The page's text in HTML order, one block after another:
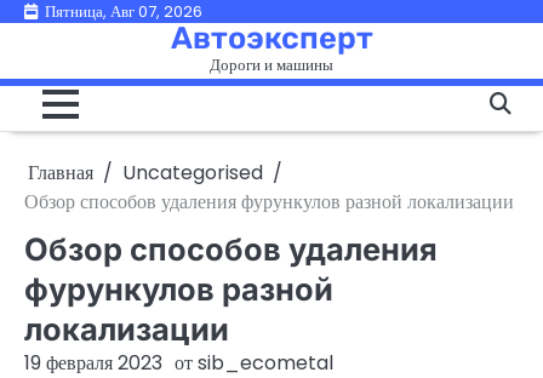
ПерейтиПятница, Авг 07, 2026
Автоэксперт
Дороги и машины
Главная
Uncategorised
Обзор способов удаления фурункулов разной локализации
Обзор способов удаления
фурункулов разной
локализации
19 февраля 2023 отsib_ecometal